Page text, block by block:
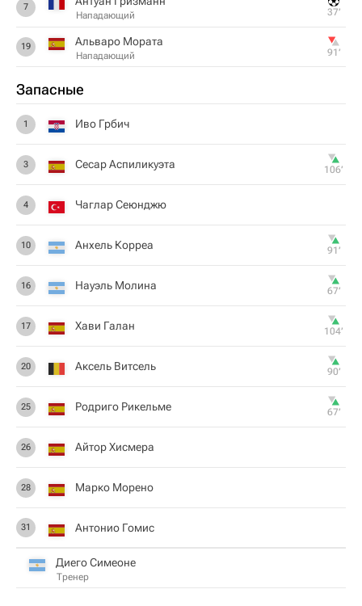
7
Нападающий 37‎’‎
19 Альваро Мората
Нападающий 91‎’‎
Запасные
1 Иво Грбич
3 Сесар Аспиликуэта 106‎’‎
4 Чаглар Сеюнджю
10 Анхель Корреа 91‎’‎
16 Науэль Молина 67‎’‎
17 Хави Галан 104‎’‎
20 Аксель Витсель 90‎’‎
25 Родриго Рикельме 67‎’‎
26 Айтор Хисмера
28 Марко Морено
31 Антонио Гомис
Диего Симеоне
Тренер